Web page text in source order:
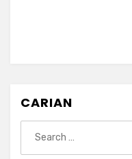
CARIAN
for: